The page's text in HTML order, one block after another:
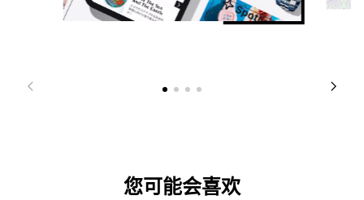
您可能会喜欢